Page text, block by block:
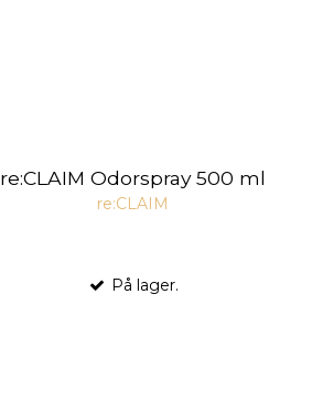
re:CLAIM Odorspray 500 ml
re:CLAIM
På lager.